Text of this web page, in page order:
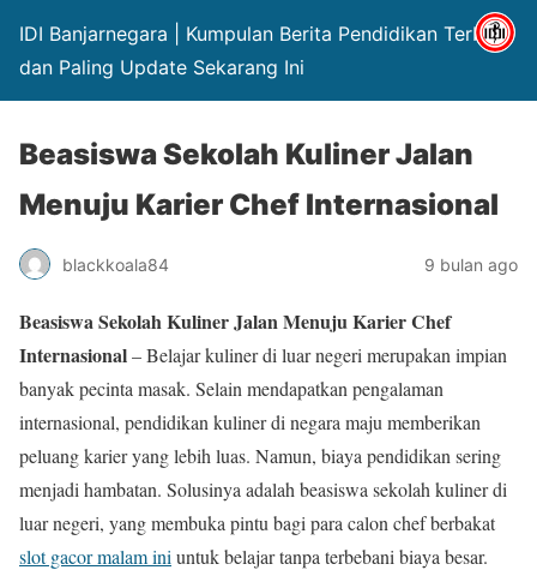
IDI Banjarnegara | Kumpulan Berita Pendidikan Terbaru
dan Paling Update Sekarang Ini
Beasiswa Sekolah Kuliner Jalan
Menuju Karier Chef Internasional
blackkoala84 9 bulan ago
Beasiswa Sekolah Kuliner Jalan Menuju Karier Chef
Internasional– Belajar kuliner di luar negeri merupakan impian
banyak pecinta masak. Selain mendapatkan pengalaman
internasional, pendidikan kuliner di negara maju memberikan
peluang karier yang lebih luas. Namun, biaya pendidikan sering
menjadi hambatan. Solusinya adalah beasiswa sekolah kuliner di
luar negeri, yang membuka pintu bagi para calon chef berbakat
slot gacor malam ini untuk belajar tanpa terbebani biaya besar.